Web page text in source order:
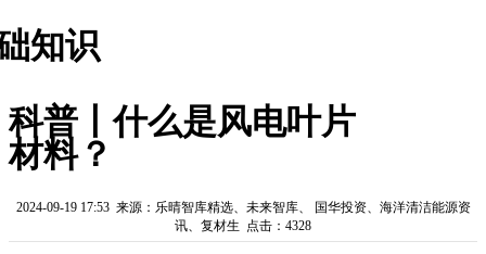
知识
科普丨什么是风电叶片
材料？
2024-09-19 17:53 来源：乐晴智库精选、未来智库、 国华投资、海洋清洁能源资
讯、复材生 点击：4328